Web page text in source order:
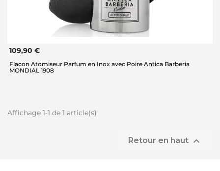
109,90 €
Flacon Atomiseur Parfum en Inox avec Poire Antica Barberia
MONDIAL 1908
Affichage 1-1 de 1 article(s)
Retour en haut 